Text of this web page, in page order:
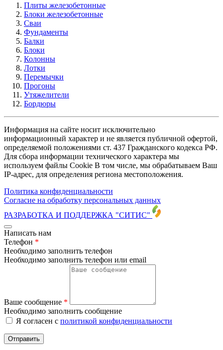
Плиты железобетонные
Блоки железобетонные
Сваи
Фундаменты
Балки
Блоки
Колонны
Лотки
Перемычки
Прогоны
Утяжелители
Бордюры
Информация на сайте носит исключительно
информационный характер и не является публичной офертой,
определяемой положениями ст. 437 Гражданского кодекса РФ.
Для сбора информации технического характера мы
используем файлы Cookie В том числе, мы обрабатываем Ваш
IP-адрес, для определения региона местоположения.
Политика конфиденциальности
Согласие на обработку персональных данных
РАЗРАБОТКА И ПОДДЕРЖКА "СИТИС"
Написать нам
Телефон *
Необходимо заполнить телефон
Необходимо заполнить телефон или email
Ваше сообщение *
Необходимо заполнить сообщение
Я согласен с политикой конфиденциальности
Отправить